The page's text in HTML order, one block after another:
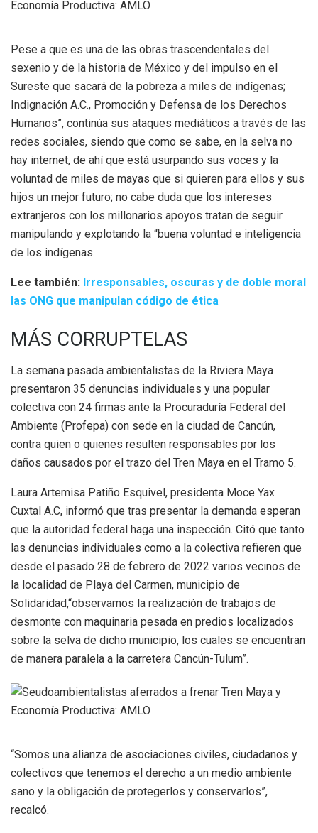
Pese a que es una de las obras trascendentales del
sexenio y de la historia de México y del impulso en el
Sureste que sacará de la pobreza a miles de indígenas;
Indignación A.C., Promoción y Defensa de los Derechos
Humanos”, continúa sus ataques mediáticos a través de las
redes sociales, siendo que como se sabe, en la selva no
hay internet, de ahí que está usurpando sus voces y la
voluntad de miles de mayas que si quieren para ellos y sus
hijos un mejor futuro; no cabe duda que los intereses
extranjeros con los millonarios apoyos tratan de seguir
manipulando y explotando la “buena voluntad e inteligencia
de los indígenas.
Lee también: Irresponsables, oscuras y de doble moral
las ONG que manipulan código de ética
MÁS CORRUPTELAS
La semana pasada ambientalistas de la Riviera Maya
presentaron 35 denuncias individuales y una popular
colectiva con 24 firmas ante la Procuraduría Federal del
Ambiente (Profepa) con sede en la ciudad de Cancún,
contra quien o quienes resulten responsables por los
daños causados por el trazo del Tren Maya en el Tramo 5.
Laura Artemisa Patiño Esquivel, presidenta Moce Yax
Cuxtal A.C, informó que tras presentar la demanda esperan
que la autoridad federal haga una inspección. Citó que tanto
las denuncias individuales como a la colectiva refieren que
desde el pasado 28 de febrero de 2022 varios vecinos de
la localidad de Playa del Carmen, municipio de
Solidaridad,“observamos la realización de trabajos de
desmonte con maquinaria pesada en predios localizados
sobre la selva de dicho municipio, los cuales se encuentran
de manera paralela a la carretera Cancún-Tulum”.
“Somos una alianza de asociaciones civiles, ciudadanos y
colectivos que tenemos el derecho a un medio ambiente
sano y la obligación de protegerlos y conservarlos”,
recalcó.